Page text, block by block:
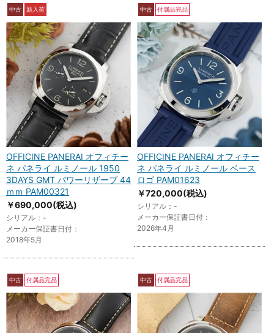
中古 新入荷
OFFICINE PANERAI オフィチー
ネ パネライ ルミノール 1950
3DAYS GMT パワーリザーブ 44
ｍｍ PAM00321
￥690,000(税込)
シリアル：-
メーカー保証書日付：
2018年5月
中古 付属品完品
OFFICINE PANERAI オフィチー
ネ パネライ ルミノール ベース
ロゴ PAM01623
￥720,000(税込)
シリアル：-
メーカー保証書日付：
2026年4月
中古 付属品完品 中古 付属品完品